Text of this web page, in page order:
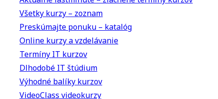
Všetky kurzy – zoznam
Preskúmajte ponuku – katalóg
Online kurzy a vzdelávanie
Termíny IT kurzov
Dlhodobé IT štúdium
Výhodné balíky kurzov
VideoClass videokurzy